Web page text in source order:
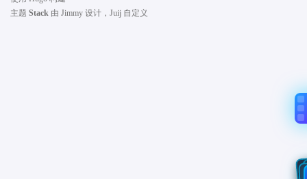
主题 Stack 由 Jimmy 设计，Juij 自定义